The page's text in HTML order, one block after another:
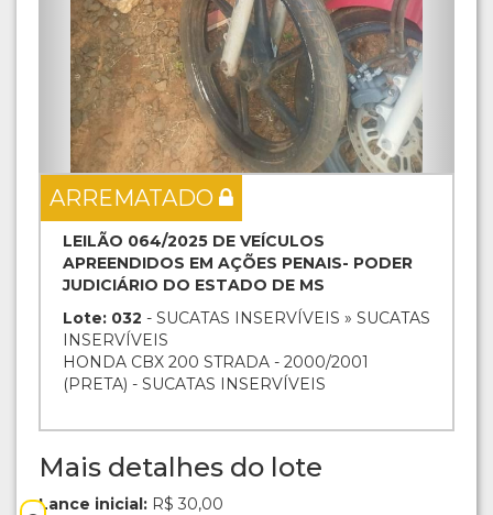
ARREMATADO
LEILÃO 064/2025 DE VEÍCULOS
APREENDIDOS EM AÇÕES PENAIS- PODER
JUDICIÁRIO DO ESTADO DE MS
Lote: 032 - SUCATAS INSERVÍVEIS » SUCATAS
INSERVÍVEIS
HONDA CBX 200 STRADA - 2000/2001
(PRETA) - SUCATAS INSERVÍVEIS
Mais detalhes do lote
Lance inicial: R$ 30,00